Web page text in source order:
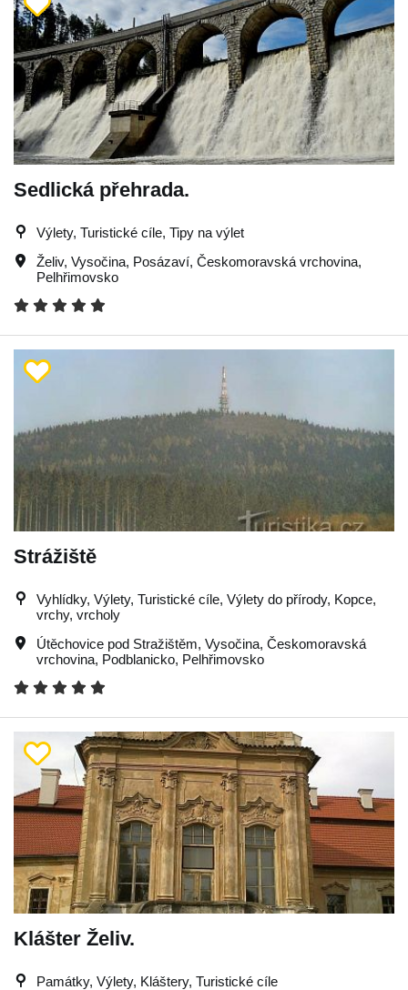
Sedlická přehrada.
Výlety, Turistické cíle, Tipy na výlet
Želiv, Vysočina, Posázaví, Českomoravská vrchovina,
Pelhřimovsko
Strážiště
Vyhlídky, Výlety, Turistické cíle, Výlety do přírody, Kopce,
vrchy, vrcholy
Útěchovice pod Stražištěm, Vysočina, Českomoravská
vrchovina, Podblanicko, Pelhřimovsko
Klášter Želiv.
Památky, Výlety, Kláštery, Turistické cíle